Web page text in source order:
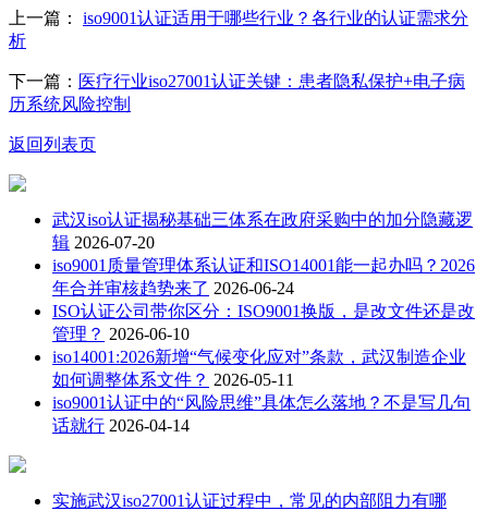
上一篇： iso9001认证适用于哪些行业？各行业的认证需求分
析
下一篇： 医疗行业iso27001认证关键：患者隐私保护+电子病
历系统风险控制
返回列表页
武汉iso认证揭秘基础三体系在政府采购中的加分隐藏逻
辑 2026-07-20
iso9001质量管理体系认证和ISO14001能一起办吗？2026
年合并审核趋势来了 2026-06-24
ISO认证公司带你区分：ISO9001换版，是改文件还是改
管理？ 2026-06-10
iso14001:2026新增“气候变化应对”条款，武汉制造企业
如何调整体系文件？ 2026-05-11
iso9001认证中的“风险思维”具体怎么落地？不是写几句
话就行 2026-04-14
实施武汉iso27001认证过程中，常见的内部阻力有哪